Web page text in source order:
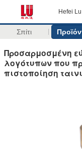
Hefei
Σπίτι
Προσαρμοσμένη
λογότυπων που
πιστοποίηση